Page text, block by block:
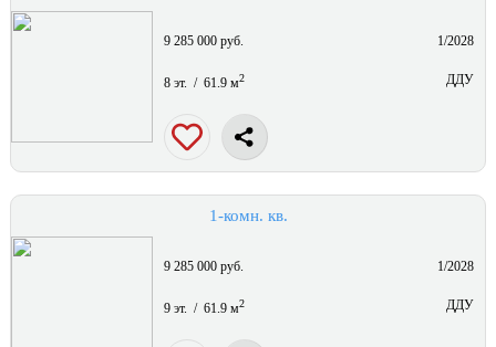
9 285 000 руб. 1/2028
8 эт. / 61.9 м2 ДДУ
1-комн. кв.
9 285 000 руб. 1/2028
9 эт. / 61.9 м2 ДДУ